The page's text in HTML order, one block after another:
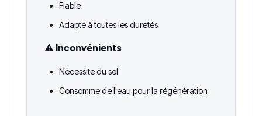
Fiable
Adapté à toutes les duretés
⚠️ Inconvénients
Nécessite du sel
Consomme de l'eau pour la régénération